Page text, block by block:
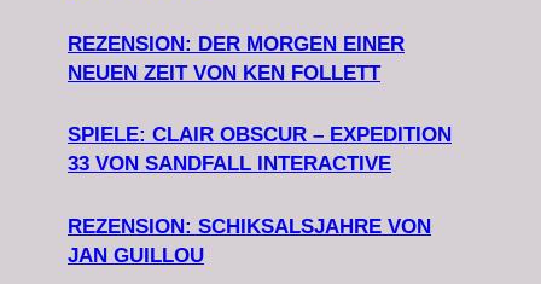
REZENSION: DER MORGEN EINER
NEUEN ZEIT VON KEN FOLLETT
SPIELE: CLAIR OBSCUR – EXPEDITION
33 VON SANDFALL INTERACTIVE
REZENSION: SCHIKSALSJAHRE VON
JAN GUILLOU